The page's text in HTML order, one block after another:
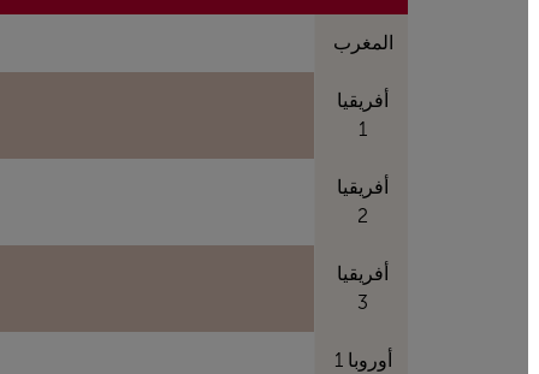
المغرب
أفريقيا
أفريقيا
أفريقيا
أوروبا 1